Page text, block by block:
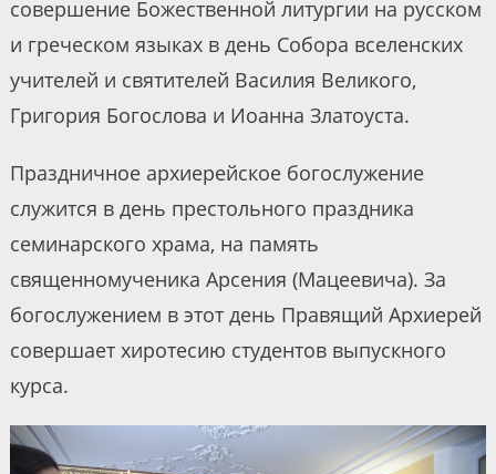
совершение Божественной литургии на русском
и греческом языках в день Собора вселенских
учителей и святителей Василия Великого,
Григория Богослова и Иоанна Златоуста.
Праздничное архиерейское богослужение
служится в день престольного праздника
семинарского храма, на память
священномученика Арсения (Мацеевича). За
богослужением в этот день Правящий Архиерей
совершает хиротесию студентов выпускного
курса.